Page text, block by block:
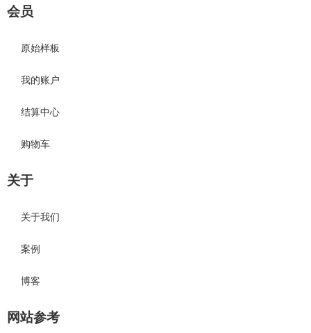
会员
原始样板
我的账户
结算中心
购物车
关于
关于我们
案例
博客
网站参考